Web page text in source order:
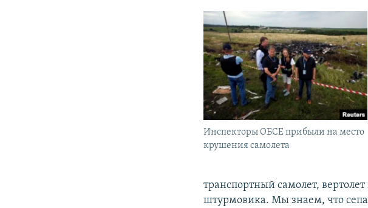
Инспекторы ОБСЕ прибыли на место
крушения самолета
транспортный самолет,
штурмовика. Мы знаем, что